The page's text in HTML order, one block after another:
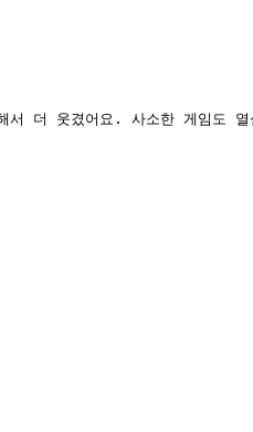
서 더 웃겼어요. 사소한 게임도